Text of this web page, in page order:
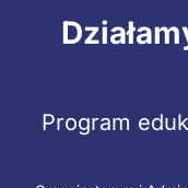
Program